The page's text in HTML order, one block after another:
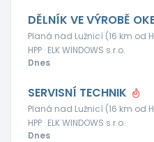
DĚLNÍK VE VÝROBĚ
Planá nad Lužnicí (16 km od
HPP · ELK WINDOWS s.r.o.
Dnes
SERVISNÍ TECHNIK
Planá nad Lužnicí (16 km od
HPP · ELK WINDOWS s.r.o.
Dnes